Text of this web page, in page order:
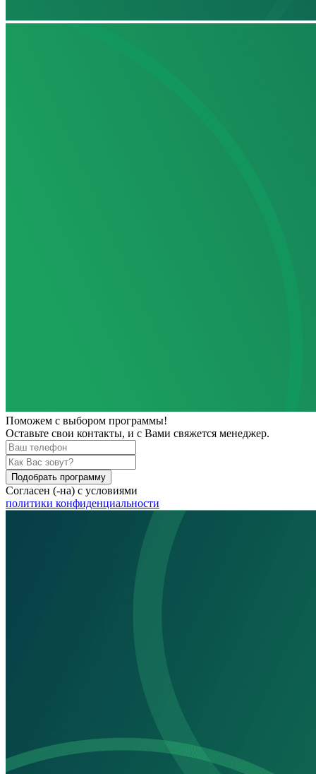
Поможем с выбором программы!
Оставьте свои контакты, и с Вами свяжется менеджер.
Подобрать программу
Согласен (-на) с условиями
политики конфиденциальности